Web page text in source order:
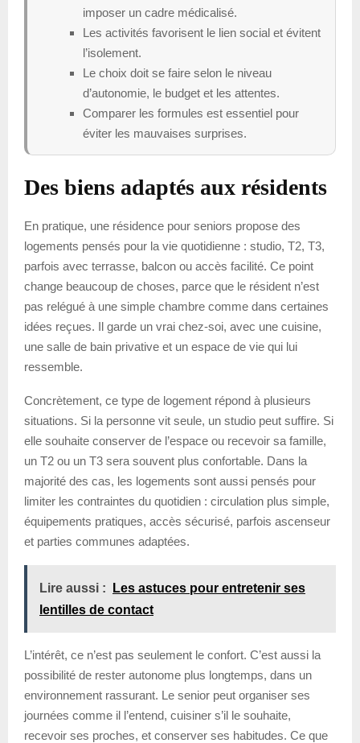
imposer un cadre médicalisé.
Les activités favorisent le lien social et évitent
l’isolement.
Le choix doit se faire selon le niveau
d’autonomie, le budget et les attentes.
Comparer les formules est essentiel pour
éviter les mauvaises surprises.
Des biens adaptés aux résidents
En pratique, une résidence pour seniors propose des
logements pensés pour la vie quotidienne : studio, T2, T3,
parfois avec terrasse, balcon ou accès facilité. Ce point
change beaucoup de choses, parce que le résident n’est
pas relégué à une simple chambre comme dans certaines
idées reçues. Il garde un vrai chez-soi, avec une cuisine,
une salle de bain privative et un espace de vie qui lui
ressemble.
Concrètement, ce type de logement répond à plusieurs
situations. Si la personne vit seule, un studio peut suffire. Si
elle souhaite conserver de l’espace ou recevoir sa famille,
un T2 ou un T3 sera souvent plus confortable. Dans la
majorité des cas, les logements sont aussi pensés pour
limiter les contraintes du quotidien : circulation plus simple,
équipements pratiques, accès sécurisé, parfois ascenseur
et parties communes adaptées.
Lire aussi :
Les astuces pour entretenir ses
lentilles de contact
L’intérêt, ce n’est pas seulement le confort. C’est aussi la
possibilité de rester autonome plus longtemps, dans un
environnement rassurant. Le senior peut organiser ses
journées comme il l’entend, cuisiner s’il le souhaite,
recevoir ses proches, et conserver ses habitudes. Ce que